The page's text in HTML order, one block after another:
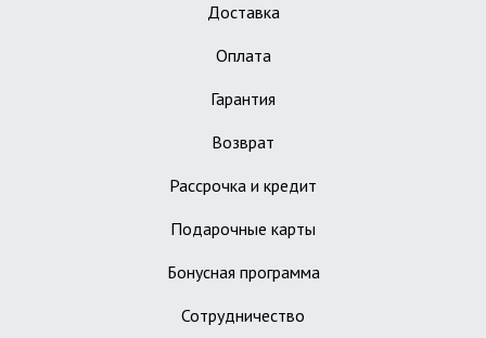
Доставка
Оплата
Гарантия
Возврат
Рассрочка и кредит
Подарочные карты
Бонусная программа
Сотрудничество